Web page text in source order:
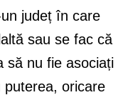
județ în care
sau se fac că
să nu fie asociați
oricare